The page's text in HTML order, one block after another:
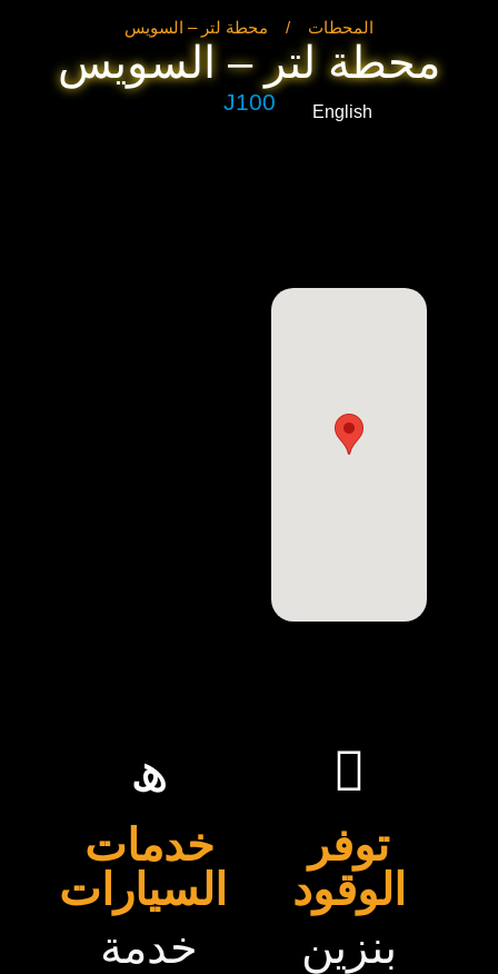
English
المحطات / محطة لتر – السويس
محطة لتر – السويس
J100
توفر
الوقود
بنزين
خدمات
السيارات
خدمة